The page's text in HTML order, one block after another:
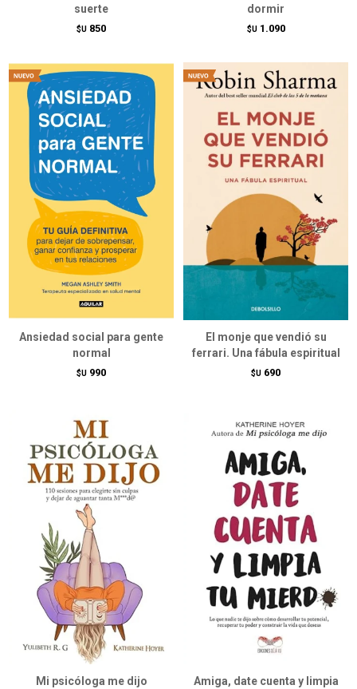
suerte
$U 850
dormir
$U 1.090
Ansiedad social para gente
normal
$U 990
El monje que vendió su
ferrari. Una fábula espiritual
$U 690
Mi psicóloga me dijo
Amiga, date cuenta y limpia